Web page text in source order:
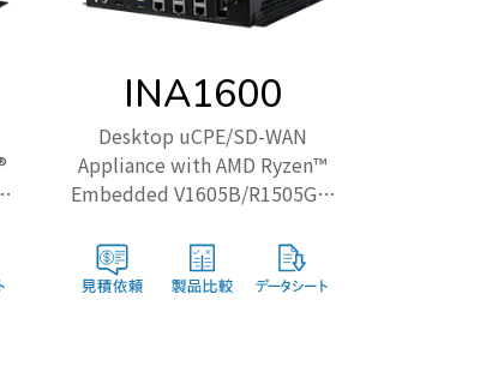
INA1600
Desktop uCPE/SD-WAN
Appliance with AMD Ryzen™
Embedded V1605B/R1505G &